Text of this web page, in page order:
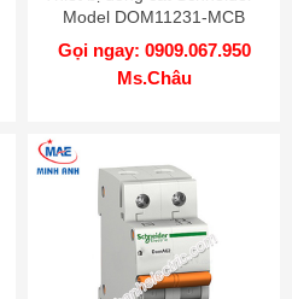
Model DOM11231-MCB
Gọi ngay: 0909.067.950
Ms.Châu